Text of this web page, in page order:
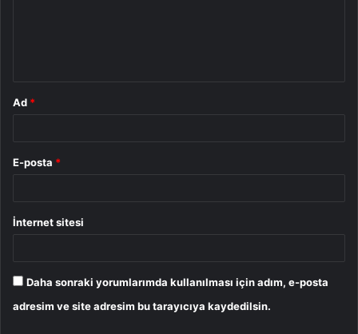
Ad *
E-posta *
İnternet sitesi
Daha sonraki yorumlarımda kullanılması için adım, e-posta
adresim ve site adresim bu tarayıcıya kaydedilsin.